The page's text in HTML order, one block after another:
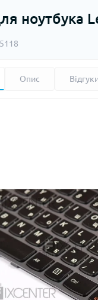
ноутбука
5118
Опис Відгуки